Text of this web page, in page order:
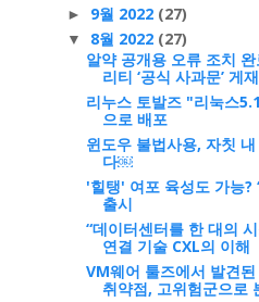
► 9월 2022 (27)
▼ 8월 2022 (27)
알약 공개용 오류 조치
리티 ‘공식 사과문’ 게
리누스 토발즈 "리눅스
으로 배포
윈도우 불법사용, 자칫
다￼
'힐탱' 여포 육성도 가능?
출시
“데이터센터를 한 대의
연결 기술 CXL의 이해
VM웨어 툴즈에서 발견
취약점, 고위험군으로